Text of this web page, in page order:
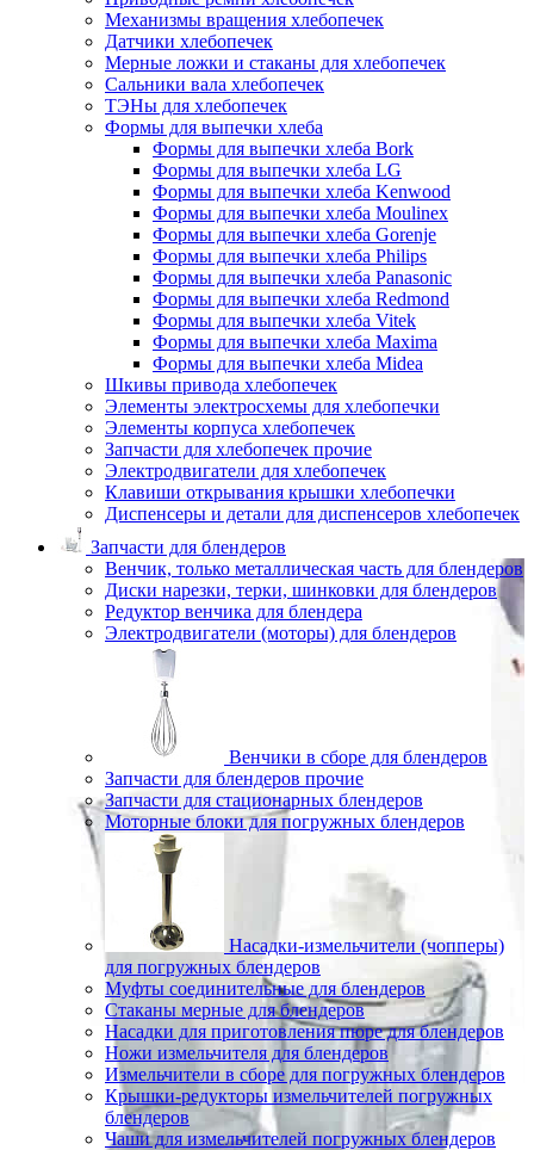
Механизмы вращения хлебопечек
Датчики хлебопечек
Мерные ложки и стаканы для хлебопечек
Сальники вала хлебопечек
ТЭНы для хлебопечек
Формы для выпечки хлеба
Формы для выпечки хлеба Bork
Формы для выпечки хлеба LG
Формы для выпечки хлеба Kenwood
Формы для выпечки хлеба Moulinex
Формы для выпечки хлеба Gorenje
Формы для выпечки хлеба Philips
Формы для выпечки хлеба Panasonic
Формы для выпечки хлеба Redmond
Формы для выпечки хлеба Vitek
Формы для выпечки хлеба Maxima
Формы для выпечки хлеба Midea
Шкивы привода хлебопечек
Элементы электросхемы для хлебопечки
Элементы корпуса хлебопечек
Запчасти для хлебопечек прочие
Электродвигатели для хлебопечек
Клавиши открывания крышки хлебопечки
Диспенсеры и детали для диспенсеров хлебопечек
Запчасти для блендеров
Венчик, только металлическая часть для блендеров
Диски нарезки, терки, шинковки для блендеров
Редуктор венчика для блендера
Электродвигатели (моторы) для блендеров
Венчики в сборе для блендеров
Запчасти для блендеров прочие
Запчасти для стационарных блендеров
Моторные блоки для погружных блендеров
Насадки-измельчители (чопперы)
для погружных блендеров
Муфты соединительные для блендеров
Стаканы мерные для блендеров
Насадки для приготовления пюре для блендеров
Ножи измельчителя для блендеров
Измельчители в сборе для погружных блендеров
Крышки-редукторы измельчителей погружных
блендеров
Чаши для измельчителей погружных блендеров